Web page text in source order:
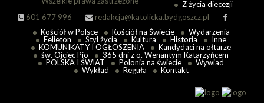
601 677 996
redakcja@katolicka.bydgoszcz.pl
Z życia diecezji
Kościół w Polsce Kościół na Świecie
Wydarzenia
Felieton
Styl życia Kultura Historia
Inne
KOMUNIKATY I OGŁOSZENIA
Kandydaci na ołtarze
św. Ojciec Pio
365 dni z o. Wenantym Katarzyńcem
POLSKA I ŚWIAT
Polonia na świecie
Wywiad
Wykład
Reguła Kontakt